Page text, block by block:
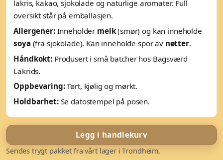
lakris, kakao, sjokolade og naturlige aromater. Full
oversikt står på emballasjen.
Allergener:Inneholder melk(smør) og kan inneholde
soya (fra sjokolade). Kan inneholde spor av nøtter.
Håndkokt: Produsert i små batcher hos Bagsværd
Lakrids.
Oppbevaring:Tørt, kjølig og mørkt.
Holdbarhet:Se datostempel på posen.
Legg i handlekurv
Sendes trygt pakket fra vårt lager i Trondheim.